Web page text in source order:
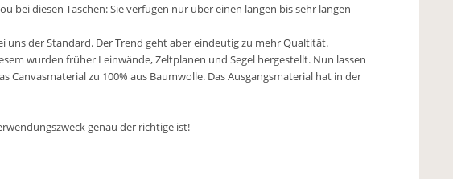
bei diesen Taschen: Sie verfügen nur über einen langen bis sehr langen
der Standard. Der Trend geht aber eindeutig zu mehr Qualtität.
wurden früher Leinwände, Zeltplanen und Segel hergestellt. Nun lassen
zu 100% aus Baumwolle. Das Ausgangsmaterial hat in der
genau der richtige ist!